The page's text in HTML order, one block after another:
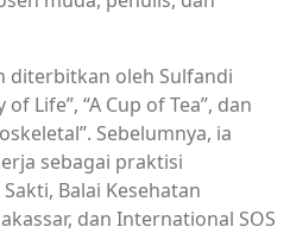
diterbitkan oleh Sulfandi
Life”, “A Cup of Tea”, dan
Sebelumnya, ia
sebagai praktisi
Balai Kesehatan
dan International SOS